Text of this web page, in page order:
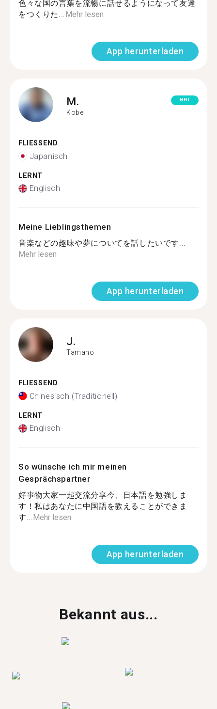
色々な国の言葉を流暢に話せるようになって友達
をつくりた...Mehr lesen
App herunterladen
M.
Kobe
NEU
FLIESSEND
Japanisch
LERNT
Englisch
Meine Lieblingsthemen
音楽などの趣味や夢についてを話したいです...
Mehr lesen
App herunterladen
J.
Tamano
FLIESSEND
Chinesisch (Traditionell)
LERNT
Englisch
So wünsche ich mir meinen
Gesprächspartner
好事物大家一起交流分享今、日本語を勉強しま
す！私はあなたに中国語を教えることができま
す...Mehr lesen
App herunterladen
Bekannt aus...